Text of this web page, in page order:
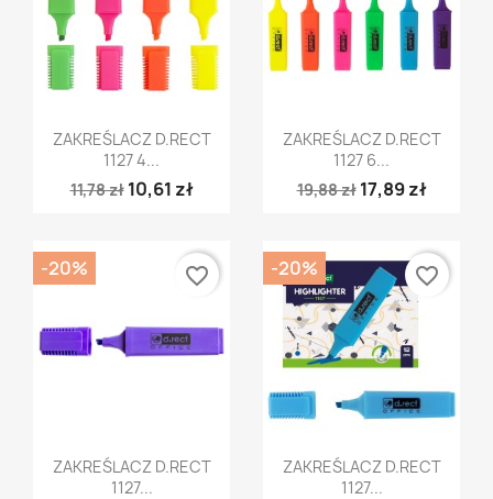
Szybki podgląd
ZAKREŚLACZ D.RECT
1127 4...
11,78 zł 10,61 zł
Szybki podgląd
ZAKREŚLACZ D.RECT
1127 6...
19,88 zł 17,89 zł
Szybki podgląd
ZAKREŚLACZ D.RECT
1127...
-20% favorite_border
Szybki podgląd
ZAKREŚLACZ D.RECT
1127...
-20% favorite_border